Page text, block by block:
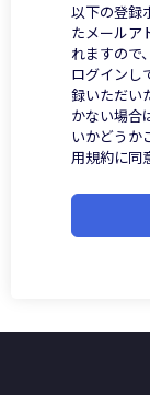
以下の登録
たメールア
れますので
ログインし
録いただい
かない場合
いかどうか
用規約に同